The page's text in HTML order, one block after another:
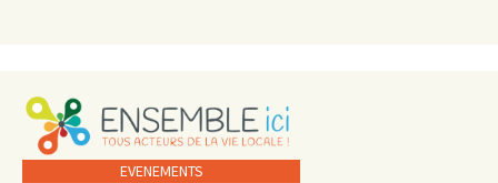
EVENEMENTS